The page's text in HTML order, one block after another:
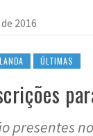
2016
ÚLTIMAS
presentes